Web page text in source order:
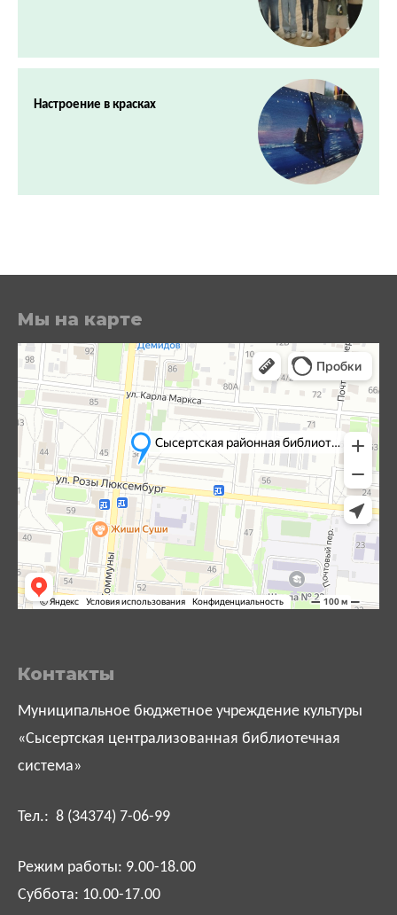
Настроение в красках
Мы на карте
Контакты
Муниципальное бюджетное учреждение культуры
«Сысертская централизованная библиотечная
система»
Тел.: 8 (34374) 7-06-99
Режим работы: 9.00-18.00
Суббота: 10.00-17.00